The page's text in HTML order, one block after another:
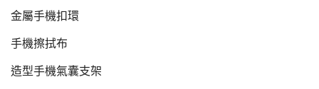
金屬手機扣環
手機擦拭布
造型手機氣囊支架